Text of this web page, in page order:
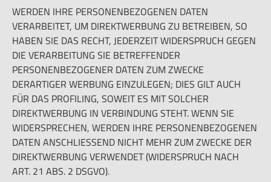
WERDEN IHRE PERSONENBEZOGENEN DATEN
VERARBEITET, UM DIREKTWERBUNG ZU BETREIBEN, SO
HABEN SIE DAS RECHT, JEDERZEIT WIDERSPRUCH GEGEN
DIE VERARBEITUNG SIE BETREFFENDER
PERSONENBEZOGENER DATEN ZUM ZWECKE
DERARTIGER WERBUNG EINZULEGEN; DIES GILT AUCH
FÜR DAS PROFILING, SOWEIT ES MIT SOLCHER
DIREKTWERBUNG IN VERBINDUNG STEHT. WENN SIE
WIDERSPRECHEN, WERDEN IHRE PERSONENBEZOGENEN
DATEN ANSCHLIESSEND NICHT MEHR ZUM ZWECKE DER
DIREKTWERBUNG VERWENDET (WIDERSPRUCH NACH
ART. 21 ABS. 2 DSGVO).